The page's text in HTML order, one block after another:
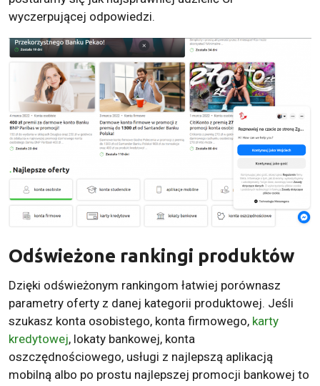
wyczerpującej odpowiedzi.
Odświeżone rankingi produktów
Dzięki odświeżonym rankingom łatwiej porównasz
parametry oferty z danej kategorii produktowej. Jeśli
szukasz konta osobistego, konta firmowego, karty
kredytowej, lokaty bankowej, konta
oszczędnościowego, usługi z najlepszą aplikacją
mobilną albo po prostu najlepszej promocji bankowej to